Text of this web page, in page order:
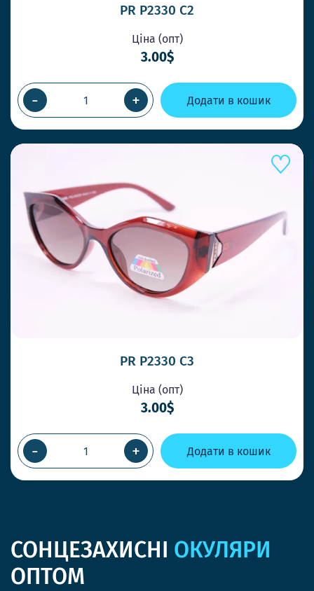
PR P2330 C2
Ціна (опт)
3.00$
- + Додати в кошик
PR P2330 C3
Ціна (опт)
3.00$
- + Додати в кошик
СОНЦЕЗАХИСНІ ОКУЛЯРИ
ОПТОМ